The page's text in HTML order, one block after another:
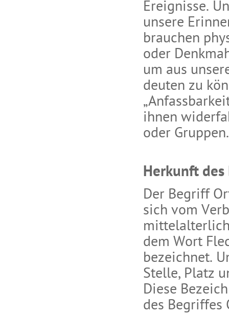
Ereignisse.
unsere
brauchen
oder
um aus
deuten zu
ihnen
oder Gruppen.
Herkunft
Der Begriff
sich vom
dem Wort
bezeichnet.
Stelle, Platz
Diese
des Begriffes